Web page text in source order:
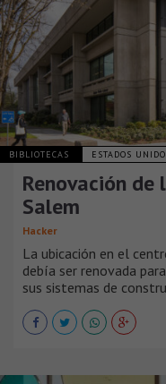
BIBLIOTECAS ESTADOS
Renovación
Salem
Hacker
La ubicación en el
debía ser renovada
sus sistemas de